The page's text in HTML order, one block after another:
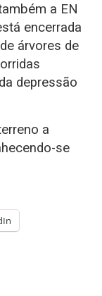
a EN
encerrada
árvores de
depressão
a
se